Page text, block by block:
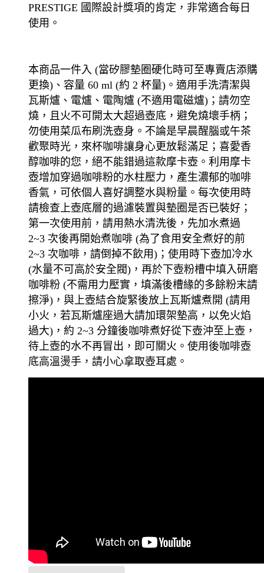
PRESTIGE 國際設計獎項的肯定，非常適合每日
使用。
本商品一件入 (當矽膠墊圈硬化時可至專賣店添購
更換)、容量 60 ml (約 2 杯量)。適用手洗清潔與
瓦斯爐、電爐、電陶爐 (不適用電磁爐)；請勿空
燒，且火不可開太大超過壺底，避免燒壞手柄；
勿使用菜瓜布刷洗壺身。不論是早晨醒腦或午茶
歡聚時光，來杯咖啡讓身心更放鬆滿足；喜愛香
醇咖啡的您，絕不能錯過這款摩卡壺。利用摩卡
壺增加穿過咖啡粉的水柱壓力，產生濃郁的咖啡
香氣，可依個人喜好調整水與粉量。每次使用時
請檢查上壺底層的過濾裝置與墊圈是否已裝好；
第一次使用前，請用熱水清洗後，先加水煮過
2~3 次後再開始煮咖啡 (為了食用安全煮好的前
2~3 次咖啡，請倒掉不飲用)；使用時下壺加冷水
(水量不可高於安全閥)，再於下壺粉槽中填入研磨
咖啡粉 (不需用力壓實，填滿後槽緣的多餘粉末請
擦淨)，與上壺結合旋緊後放上瓦斯爐煮開 (請用
小火，若瓦斯爐座過大請加環架墊高，以免火焰
過大)，約 2~3 分鐘後咖啡煮好從下壺沖至上壺，
待上壺的水不再冒出，即可關火。使用後咖啡壺
底高溫燙手，請小心拿取壺耳處。